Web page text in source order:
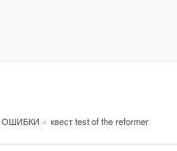
ОШИБКИ » квест test of the reformer